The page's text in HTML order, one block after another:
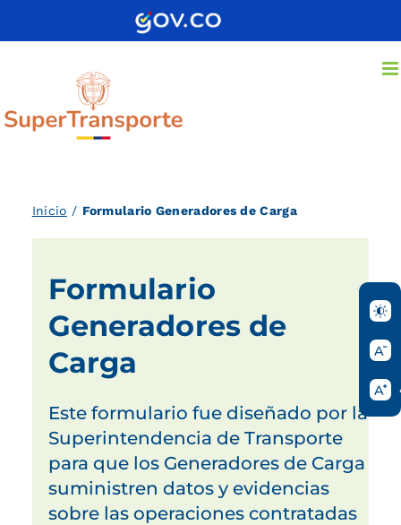
Inicio / Formulario Generadores de Carga
Formulario
Generadores de
Carga
Este formulario fue diseñado por la
Superintendencia de Transporte
para que los Generadores de Carga
suministren datos y evidencias
sobre las operaciones contratadas